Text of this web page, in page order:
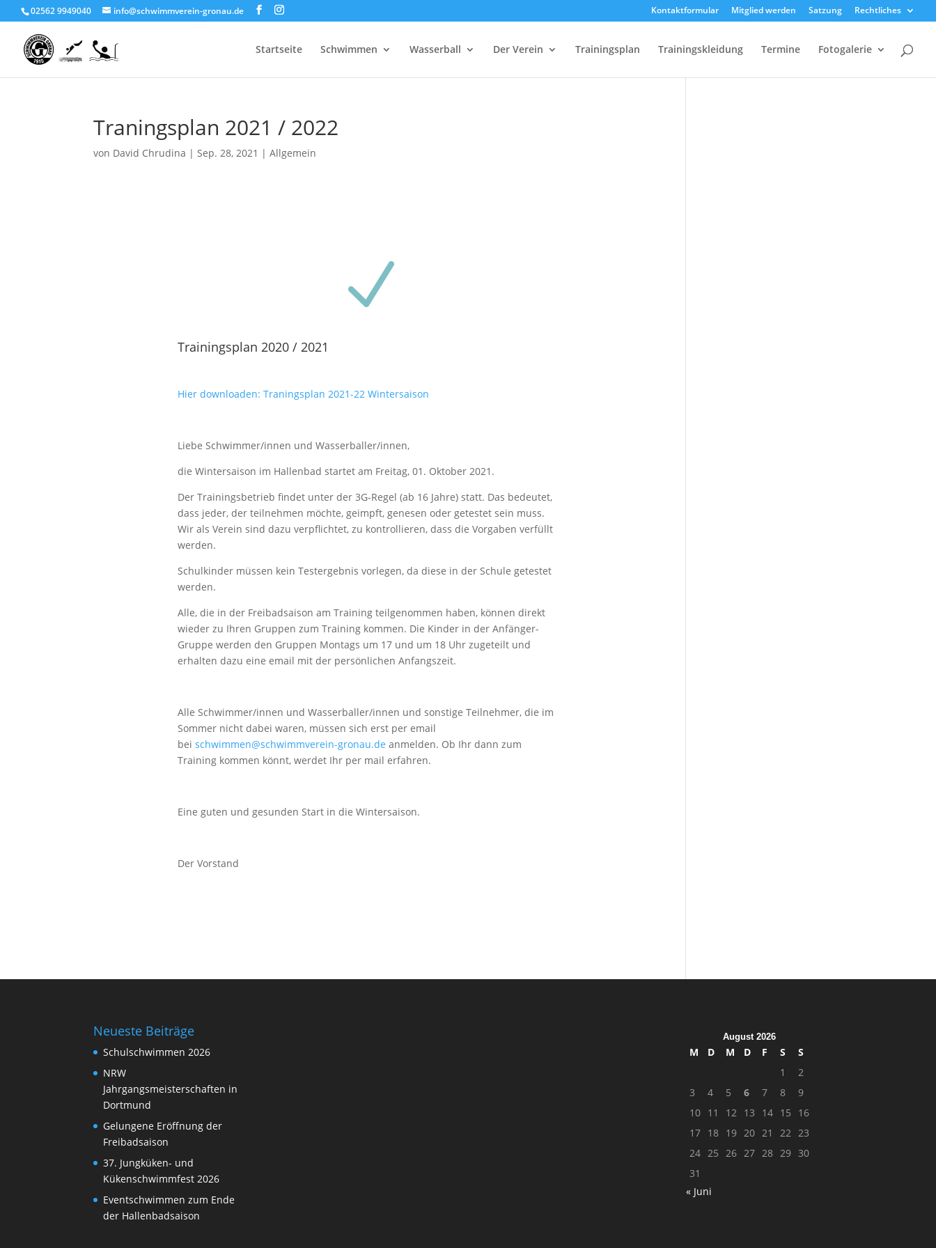
02562 9949040 info@schwimmverein-gronau.de Kontaktformular Mitglied werden Satzung Rechtliches
Startseite Schwimmen Wasserball Der Verein Trainingsplan Trainingskleidung Termine Fotogalerie
Traningsplan 2021 / 2022
von David Chrudina |Sep. 28, 2021 |Allgemein
N
Trainingsplan 2020 / 2021
Hier downloaden: Traningsplan 2021-22 Wintersaison
Liebe Schwimmer/innen und Wasserballer/innen,
die Wintersaison im Hallenbad startet am Freitag, 01. Oktober 2021.
Der Trainingsbetrieb findet unter der 3G-Regel (ab 16 Jahre) statt. Das bedeutet,
dass jeder, der teilnehmen möchte, geimpft, genesen oder getestet sein muss.
Wir als Verein sind dazu verpflichtet, zu kontrollieren, dass die Vorgaben verfüllt
werden.
Schulkinder müssen kein Testergebnis vorlegen, da diese in der Schule getestet
werden.
Alle, die in der Freibadsaison am Training teilgenommen haben, können direkt
wieder zu Ihren Gruppen zum Training kommen. Die Kinder in der Anfänger-
Gruppe werden den Gruppen Montags um 17 und um 18 Uhr zugeteilt und
erhalten dazu eine email mit der persönlichen Anfangszeit.
Alle Schwimmer/innen und Wasserballer/innen und sonstige Teilnehmer, die im
Sommer nicht dabei waren, müssen sich erst per email
beischwimmen@schwimmverein-gronau.de anmelden. Ob Ihr dann zum
Training kommen könnt, werdet Ihr per mail erfahren.
Eine guten und gesunden Start in die Wintersaison.
Der Vorstand
Neueste Beiträge
Schulschwimmen 2026
NRW
Jahrgangsmeisterschaften in
Dortmund
Gelungene Eröffnung der
Freibadsaison
37. Jungküken- und
Kükenschwimmfest 2026
Eventschwimmen zum Ende
der Hallenbadsaison
August 2026
M D M D F S
S
1
2
3
4 5 6 7 8
9
10 11 12 13 14 15
16
17 18 19 20 21 22
23
24 25 26 27 28 29 30
31
« Juni